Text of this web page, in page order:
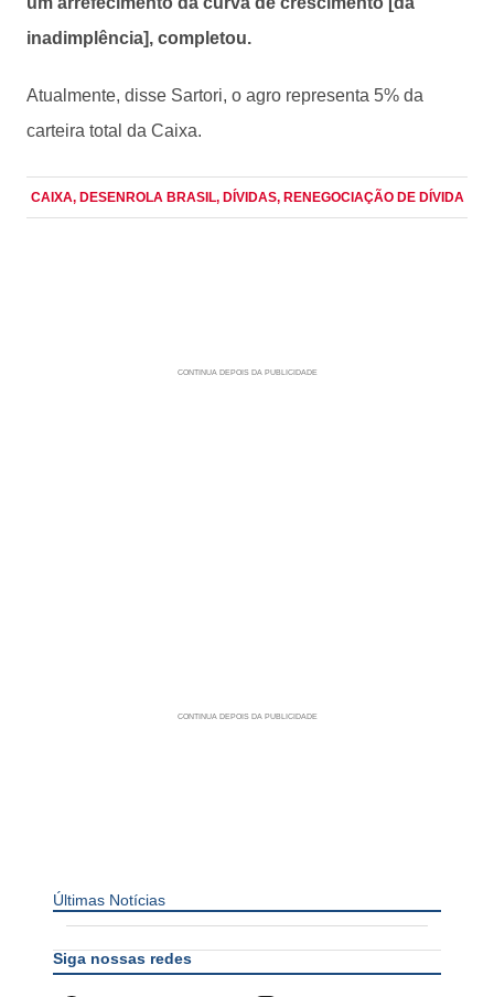
inadimplência], completou.
Atualmente, disse Sartori, o agro representa 5% da
carteira total da Caixa.
CAIXA, DESENROLA BRASIL, DÍVIDAS, RENEGOCIAÇÃO DE DÍVIDA
Últimas Notícias
Siga nossas redes